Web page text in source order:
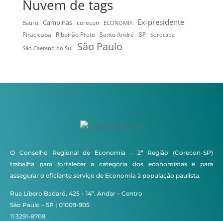
Nuvem de tags
Bauru Campinas corecon ECONOMIA Ex-presidente
Piracicaba Ribeirão Preto Santo André - SP
Sorocaba
São Caetano do Sul
São Paulo
O Conselho Regional de Economia – 2ª Região (Corecon-SP)
trabalha para fortalecer a categoria dos economistas e para
assegurar o eficiente serviço de Economia à população paulista.
Rua Líbero Badaró, 425 – 14º. Andar – Centro
São Paulo – SP | 01009-905
11 3291-8709